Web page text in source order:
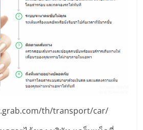
th/transport/car/